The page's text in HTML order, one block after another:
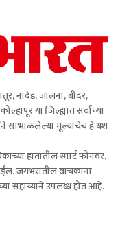
नांदेड, जालना, बीदर,
या जिल्ह्यात सर्वांच्या
सांभाळलेल्या मूल्यांचेच हे यश
हातातील स्मार्ट फोनवर,
जगभरातील वाचकांना
सहाय्याने उपलब्ध होत आहे.